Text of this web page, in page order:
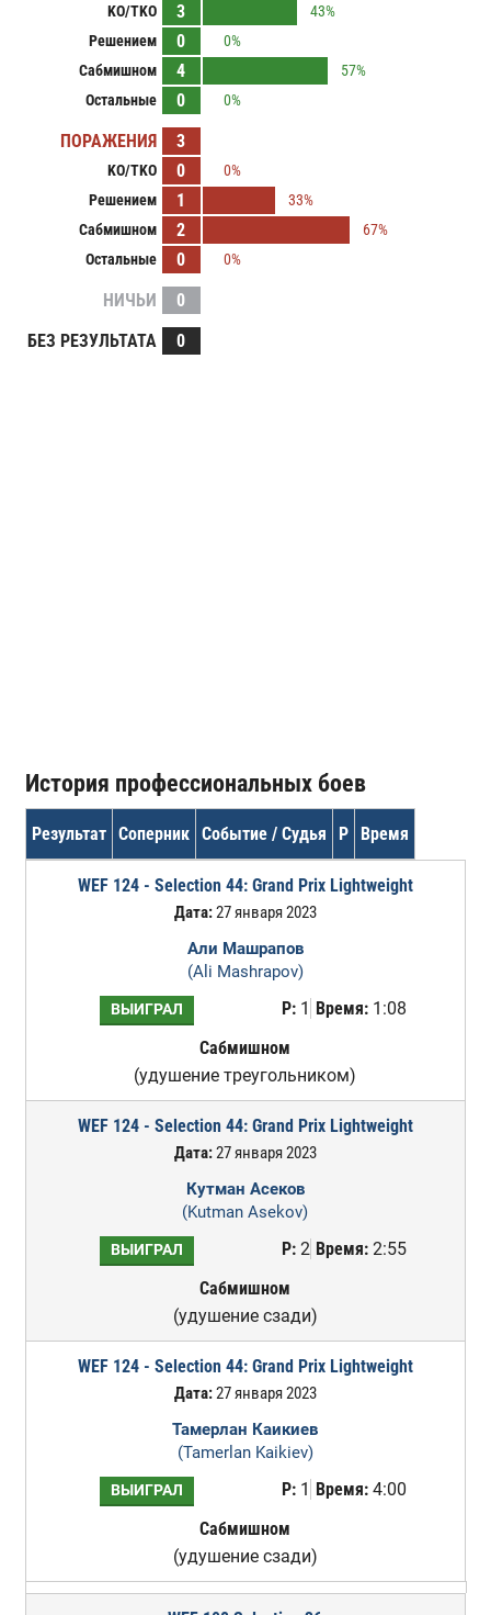
KO/TKO 3
43%
Решением
0
0%
Сабмишном
4
57%
Остальные
0 0%
ПОРАЖЕНИЯ 3
KO/TKO 0
0%
Решением
1
33%
Сабмишном
2
67%
Остальные
0 0%
НИЧЬИ
0
БЕЗ РЕЗУЛЬТАТА
0
История профессиональных боев
Результат Соперник Событие / Судья Р Время
WEF 124 - Selection 44: Grand Prix Lightweight
Дата:27 января 2023
Али Машрапов
(Ali Mashrapov)
ВЫИГРАЛ Р:1 Время:1:08
Сабмишном
(удушение треугольником)
WEF 124 - Selection 44: Grand Prix Lightweight
Дата:27 января 2023
Кутман Асеков
(Kutman Asekov)
ВЫИГРАЛ Р:2 Время:2:55
Сабмишном
(удушение сзади)
WEF 124 - Selection 44: Grand Prix Lightweight
Дата:27 января 2023
Тамерлан Каикиев
(Tamerlan Kaikiev)
ВЫИГРАЛ Р:1 Время:4:00
Сабмишном
(удушение сзади)